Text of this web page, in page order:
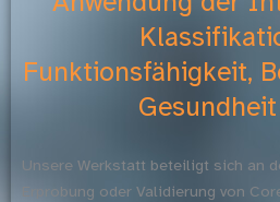
Funktionsfähigkeit,
Unsere Werkstatt beteiligt sich an
Erprobung oder Validierung von